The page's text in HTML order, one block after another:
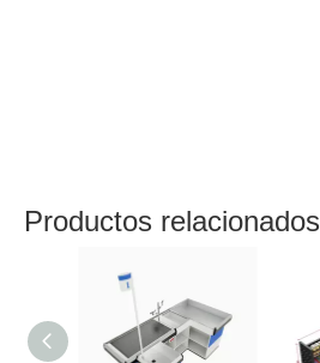
Productos relacionados